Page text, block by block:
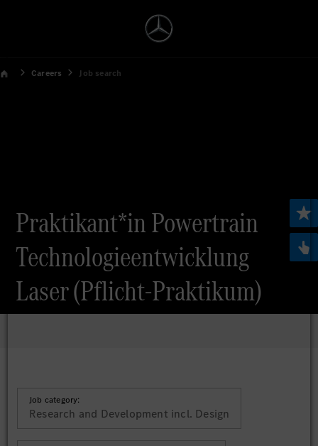
Careers Job search
Praktikant*in Powertrain
Technologieentwicklung
Laser (Pflicht-Praktikum)
Job category:
Research and Development incl. Design